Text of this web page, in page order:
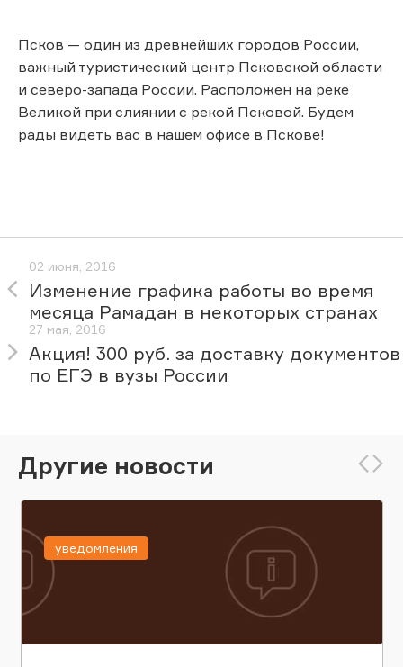
Псков — один из древнейших городов России,
важный туристический центр Псковской области
и северо-запада России. Расположен на реке
Великой при слиянии с рекой Псковой. Будем
рады видеть вас в нашем офисе в Пскове!
02 июня, 2016
Изменение графика работы во время
месяца Рамадан в некоторых странах
27 мая, 2016
Акция! 300 руб. за доставку документов
по ЕГЭ в вузы России
Другие новости
уведомления